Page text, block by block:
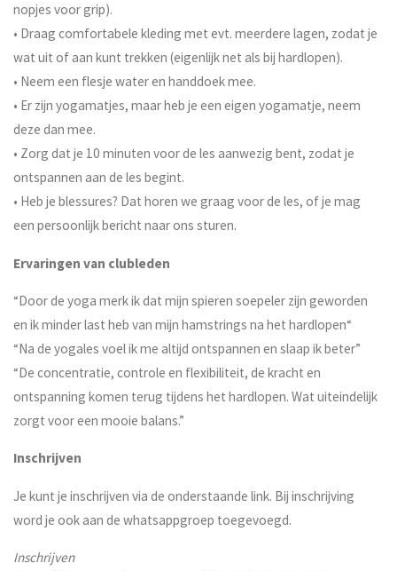
nopjes voor grip).
• Draag comfortabele kleding met evt. meerdere lagen, zodat je
wat uit of aan kunt trekken (eigenlijk net als bij hardlopen).
• Neem een flesje water en handdoek mee.
• Er zijn yogamatjes, maar heb je een eigen yogamatje, neem
deze dan mee.
• Zorg dat je 10 minuten voor de les aanwezig bent, zodat je
ontspannen aan de les begint.
• Heb je blessures? Dat horen we graag voor de les, of je mag
een persoonlijk bericht naar ons sturen.
Ervaringen van clubleden
“Door de yoga merk ik dat mijn spieren soepeler zijn geworden
en ik minder last heb van mijn hamstrings na het hardlopen“
“Na de yogales voel ik me altijd ontspannen en slaap ik beter”
“De concentratie, controle en flexibiliteit, de kracht en
ontspanning komen terug tijdens het hardlopen. Wat uiteindelijk
zorgt voor een mooie balans.”
Inschrijven
Je kunt je inschrijven via de onderstaande link. Bij inschrijving
word je ook aan de whatsappgroep toegevoegd.
Inschrijven